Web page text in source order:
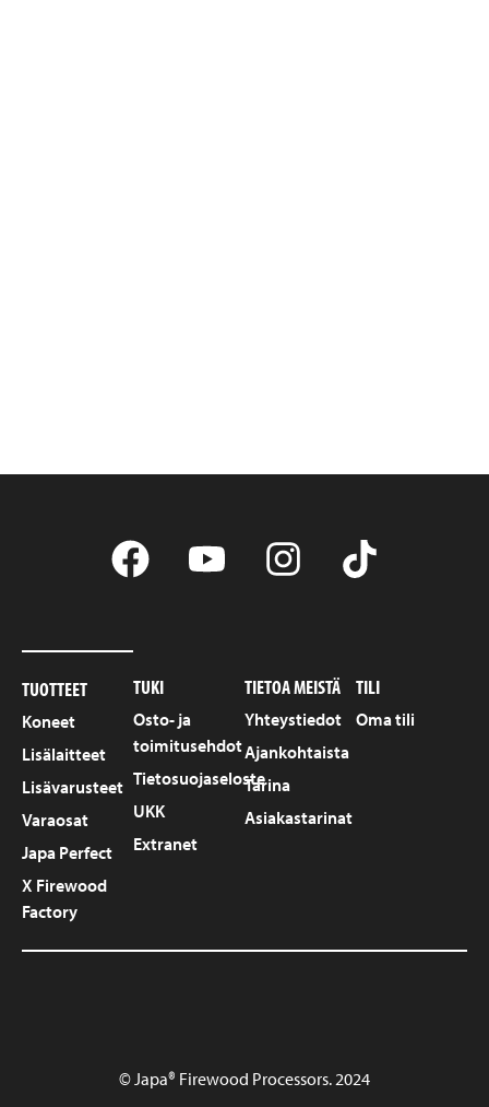
TUOTTEET
Koneet
Lisälaitteet
Lisävarusteet
Varaosat
Japa Perfect
X Firewood
Factory
TUKI
Osto- ja
toimitusehdot
Tietosuojaseloste
UKK
Extranet
TIETOA MEISTÄ
Yhteystiedot
Ajankohtaista
Tarina
Asiakastarinat
TILI
Oma tili
© Japa® Firewood Processors. 2024